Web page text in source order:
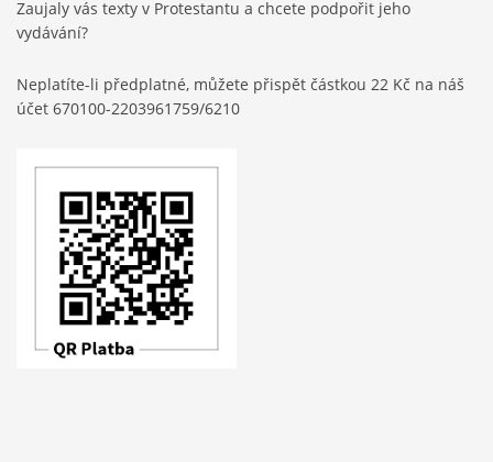
Zaujaly vás texty v Protestantu a chcete podpořit jeho
vydávání?
Neplatíte-li předplatné, můžete přispět částkou 22 Kč na náš
účet 670100-2203961759/6210